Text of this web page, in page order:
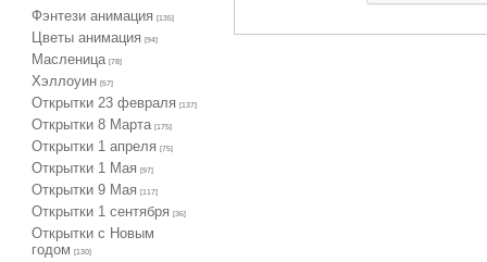
Фэнтези анимация [135]
Цветы анимация [94]
Масленица [78]
Хэллоуин [57]
Открытки 23 февраля [137]
Открытки 8 Марта [175]
Открытки 1 апреля [75]
Открытки 1 Мая [97]
Открытки 9 Мая [117]
Открытки 1 сентября [36]
Открытки с Новым
годом
[130]